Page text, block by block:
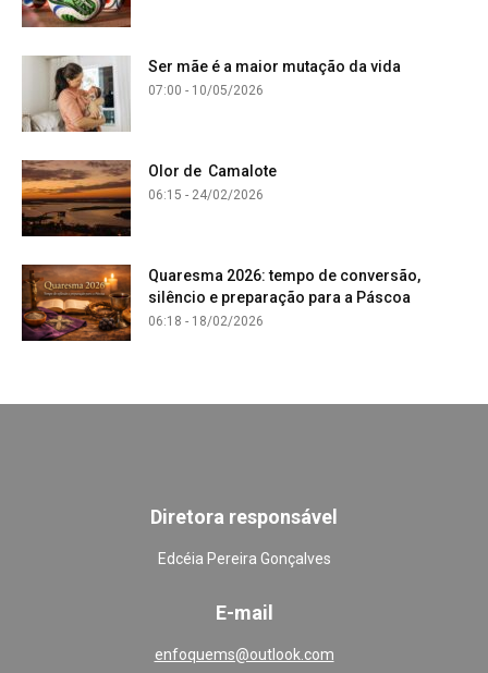
Ser mãe é a maior mutação da vida
07:00 - 10/05/2026
Olor de Camalote
06:15 - 24/02/2026
Quaresma 2026: tempo de conversão,
silêncio e preparação para a Páscoa
06:18 - 18/02/2026
Diretora responsável
Edcéia Pereira Gonçalves
E-mail
enfoquems@outlook.com